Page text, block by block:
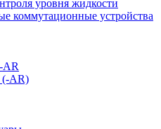
уровня жидкости
коммутационные устройства
AR
AR)